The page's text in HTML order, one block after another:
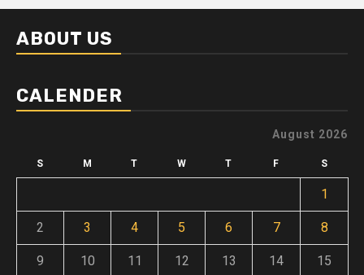
ABOUT US
CALENDER
August 2026
S M T W T F S
1
2 3 4 5 6 7 8
9 10 11 12 13 14 15